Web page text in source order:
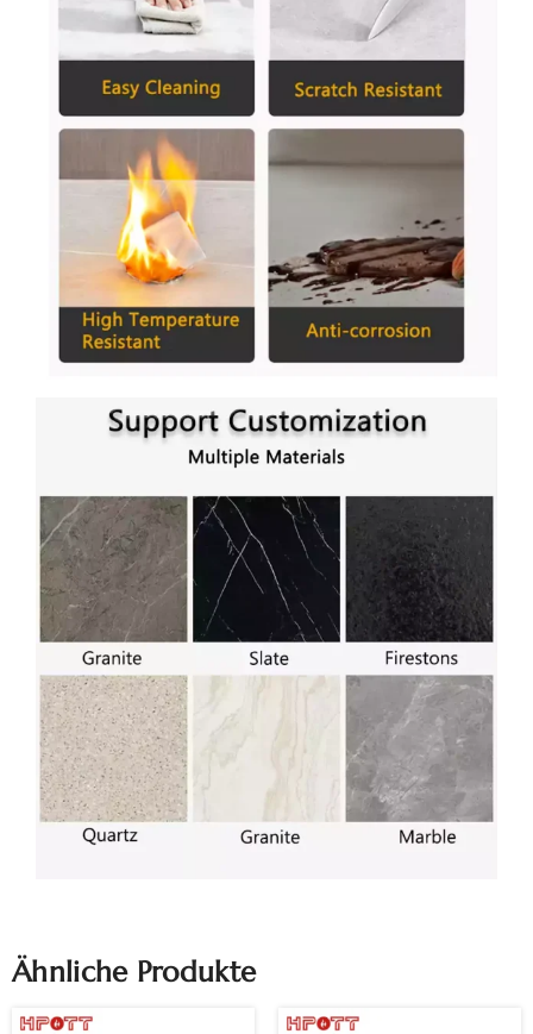
Ähnliche Produkte